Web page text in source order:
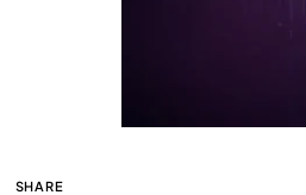
SHARE